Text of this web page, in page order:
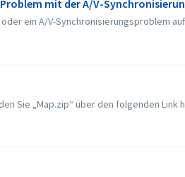
mit der A/V-
ein A/V-Synchronisierungsproblem
Sie „Map.zip“ über den folgenden Link